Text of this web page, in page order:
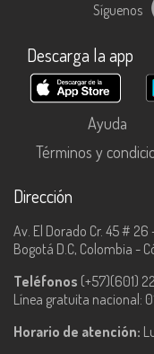
Síguenos
Descarga la app
Ayuda
Términos y
Dirección
Av. El Dorado Cr. 45 # 26
Bogotá D.C, Colombia -
Teléfonos (+57)(601)
Línea gratuita nacional:
Horario de atención: